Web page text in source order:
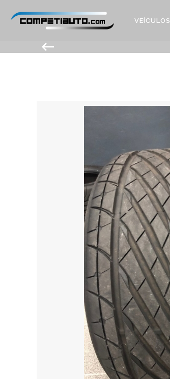
VEÍCULOS